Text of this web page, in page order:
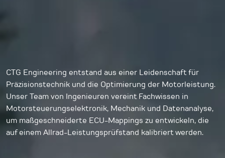
CTG Engineering entstand aus einer Leidenschaft für
Präzisionstechnik und die Optimierung der Motorleistung.
Unser Team von Ingenieuren vereint Fachwissen in
Motorsteuerungselektronik, Mechanik und Datenanalyse,
um maßgeschneiderte ECU-Mappings zu entwickeln, die
auf einem Allrad-Leistungsprüfstand kalibriert werden.